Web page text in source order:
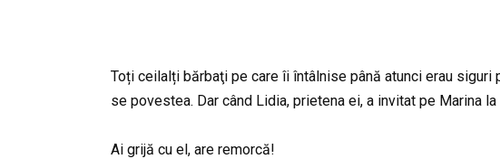
Toți ceilalți bărbaţi pe care îi întâlnise până atunci erau
se povestea. Dar când Lidia, prietena ei, a invitat pe Marina
Ai grijă cu el, are remorcă!